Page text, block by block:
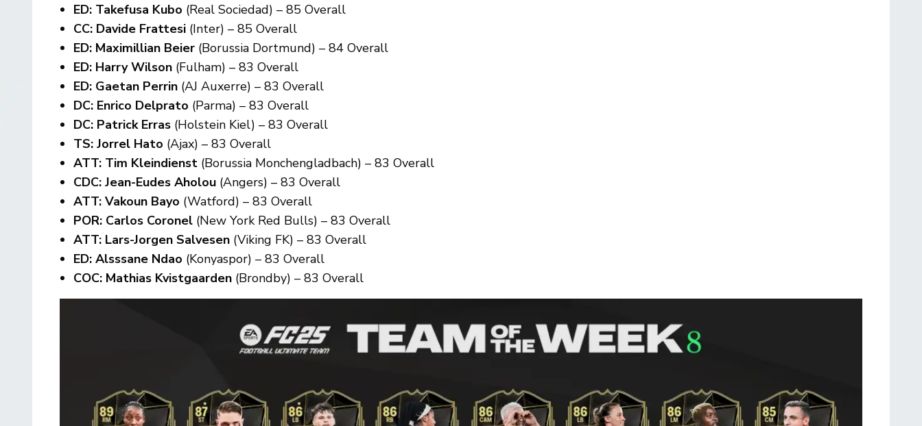
ED: Takefusa Kubo (Real Sociedad) – 85 Overall
CC: Davide Frattesi (Inter) – 85 Overall
ED: Maximillian Beier (Borussia Dortmund) – 84 Overall
ED: Harry Wilson (Fulham) – 83 Overall
ED: Gaetan Perrin (AJ Auxerre) – 83 Overall
DC: Enrico Delprato (Parma) – 83 Overall
DC: Patrick Erras (Holstein Kiel) – 83 Overall
TS: Jorrel Hato (Ajax) – 83 Overall
ATT: Tim Kleindienst (Borussia Monchengladbach) – 83 Overall
CDC: Jean-Eudes Aholou (Angers) – 83 Overall
ATT: Vakoun Bayo (Watford) – 83 Overall
POR: Carlos Coronel (New York Red Bulls) – 83 Overall
ATT: Lars-Jorgen Salvesen (Viking FK) – 83 Overall
ED: Alsssane Ndao (Konyaspor) – 83 Overall
COC: Mathias Kvistgaarden (Brondby) – 83 Overall